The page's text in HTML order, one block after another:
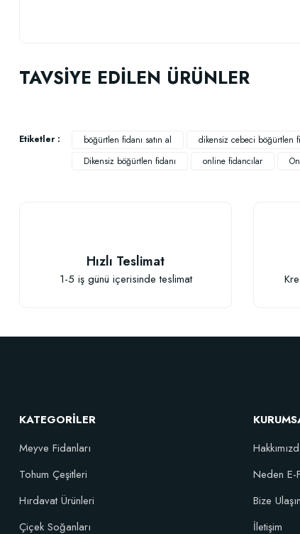
Ürün bilgilerinde hatalar bulunuyor.
Ürün fiyatı diğer sitelerden daha pahalı.
TAVSİYE EDİLEN ÜRÜNLER
Etiketler : böğürtlen fidanı satın al dikensiz cebeci böğürtlen
Dikensiz böğürtlen fidanı
online fidancılar
Hızlı Teslimat
1-5 iş günü içerisinde teslimat
KATEGORİLER
Meyve Fidanları
Tohum Çeşitleri
Hırdavat Ürünleri
Çiçek Soğanları
Neden E-
Bize Ulaşın
İletişim